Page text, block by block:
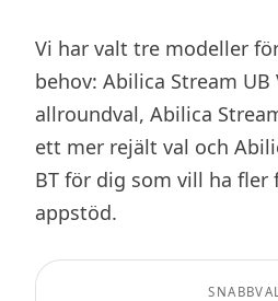
Vi har valt tre modeller
behov: Abilica Stream
allroundval, Abilica
ett mer rejält val och
BT för dig som vill ha fler
appstöd.